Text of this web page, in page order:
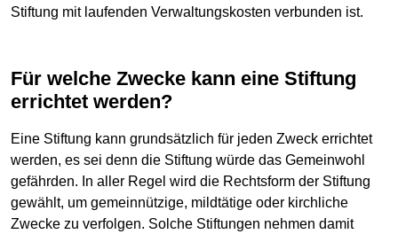
Stiftung mit laufenden Verwaltungskosten verbunden ist.
Für welche Zwecke kann eine Stiftung
errichtet werden?
Eine Stiftung kann grundsätzlich für jeden Zweck errichtet
werden, es sei denn die Stiftung würde das Gemeinwohl
gefährden. In aller Regel wird die Rechtsform der Stiftung
gewählt, um gemeinnützige, mildtätige oder kirchliche
Zwecke zu verfolgen. Solche Stiftungen nehmen damit